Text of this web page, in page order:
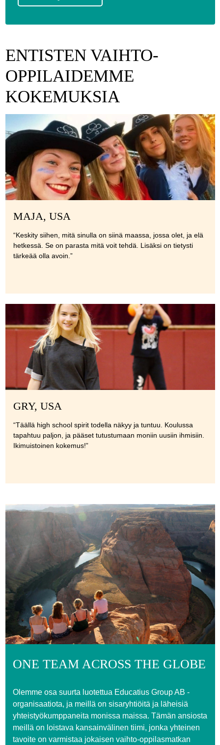
ENTISTEN VAIHTO-
OPPILAIDEMME
KOKEMUKSIA
MAJA, USA
“Keskity siihen, mitä sinulla on siinä maassa, jossa olet, ja elä
hetkessä. Se on parasta mitä voit tehdä. Lisäksi on tietysti
tärkeää olla avoin.”
GRY, USA
“Täällä high school spirit todella näkyy ja tuntuu. Koulussa
tapahtuu paljon, ja pääset tutustumaan moniin uusiin ihmisiin.
Ikimuistoinen kokemus!”
ONE TEAM ACROSS THE GLOBE
Olemme osa suurta luotettua Educatius Group AB -
organisaatiota, ja meillä on sisaryhtiöitä ja läheisiä
yhteistyökumppaneita monissa maissa. Tämän ansiosta
meillä on loistava kansainvälinen tiimi, jonka yhteinen
tavoite on varmistaa jokaisen vaihto-oppilasmatkan